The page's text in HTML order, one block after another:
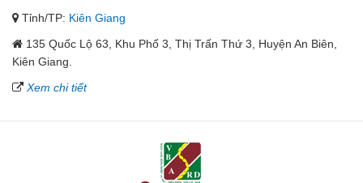
Tỉnh/TP: Kiên Giang
135 Quốc Lộ 63, Khu Phố 3, Thị Trấn Thứ 3, Huyện An Biên,
Kiên Giang.
Xem chi tiết